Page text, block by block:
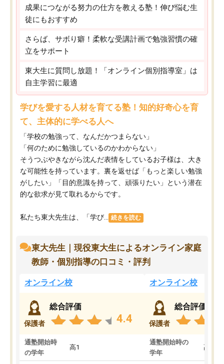
成果につながる努力の仕方を教える塾！伸び悩む生
徒にもおすすめ
さらば、サボり癖！柔軟な受講計画で勉強習慣の確
立をサポート
東大生に質問し放題！「オンライン個別指導室」は
自主学習に最適
学びを愛する人材を育てる塾！知的好奇心を育
て、主体的に学べる人へ
「学校の勉強って、なんだかつまらない」
「何のために勉強しているのかわからない」
そうつぶやきながら沈んだ表情をしているお子様は、大き
な可能性を持っています。裏を返せば「もっと楽しい勉強
がしたい」「目的意識を持って、頑張りたい」という潜在
的な欲求が見て取れるからです。
私たち東大先生は、「学び... 続きを読む
東大先生｜現役東大生によるオンライン家庭
教師・個別指導の口コミ・評判
オンライン校
保護者
総合評価
4.4
通塾開始時
の学年
高1
オンライン校
保護者
総合評価
通塾開始時の
学年
高3